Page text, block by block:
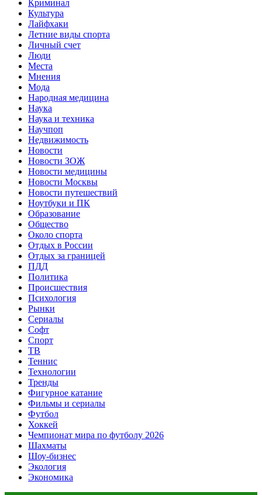
Криминал
Культура
Лайфхаки
Летние виды спорта
Личный счет
Люди
Места
Мнения
Мода
Народная медицина
Наука
Наука и техника
Научпоп
Недвижимость
Новости
Новости ЗОЖ
Новости медицины
Новости Москвы
Новости путешествий
Ноутбуки и ПК
Образование
Общество
Около спорта
Отдых в России
Отдых за границей
ПДД
Политика
Происшествия
Психология
Рынки
Сериалы
Софт
Спорт
ТВ
Теннис
Технологии
Тренды
Фигурное катание
Фильмы и сериалы
Футбол
Хоккей
Чемпионат мира по футболу 2026
Шахматы
Шоу-бизнес
Экология
Экономика